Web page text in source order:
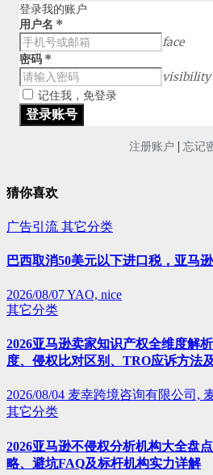
登录我的账户
用户名 *
face
密码 *
visibility
记住我，免登录
注册账户 | 忘记
猜你喜欢
广告引流 其它分类
巴西取消50美元以下进口税，亚马
2026/08/07YAO, nice
其它分类
2026亚马逊卖家知识产权全维度解
度、侵权比对区别、TRO应诉方法
2026/08/04 麦幸跨境咨询有限公司,
其它分类
2026亚马逊不侵权分析机构大全盘
略、避坑FAQ及标杆机构实力详解